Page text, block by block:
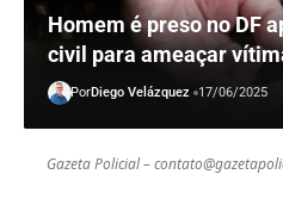
Homem é preso no DF
civil para ameaçar
PorDiego Velázquez 17/06/2025
Gazeta Policial –